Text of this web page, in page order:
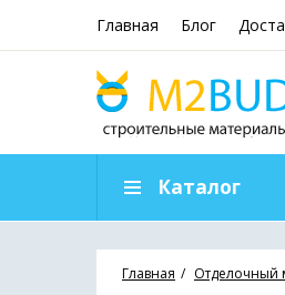
Главная Блог
Каталог
Главная Отделочный